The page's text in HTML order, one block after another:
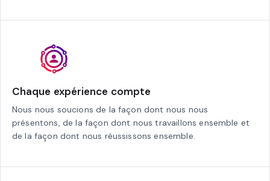
Chaque expérience compte
Nous nous soucions de la façon dont nous nous
présentons, de la façon dont nous travaillons ensemble et
de la façon dont nous réussissons ensemble.